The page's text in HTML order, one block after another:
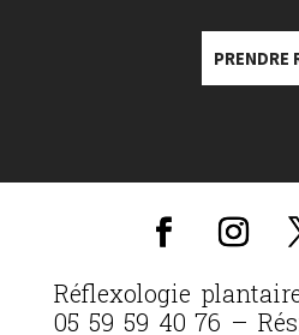
PRENDRE
Réflexologie
05 59 59 40 76 –